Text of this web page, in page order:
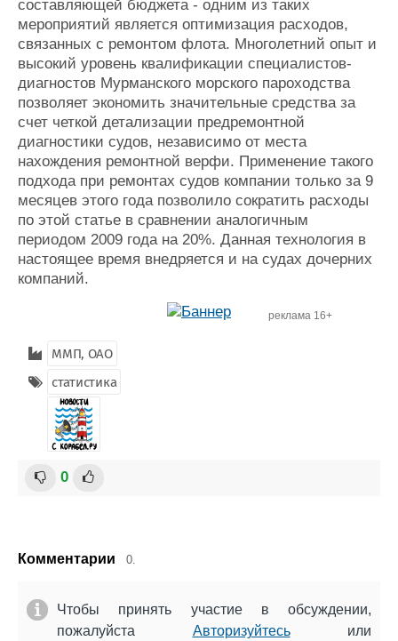
составляющей бюджета - одним из таких
мероприятий является оптимизация расходов,
связанных с ремонтом флота. Многолетний опыт и
высокий уровень квалификации специалистов-
диагностов Мурманского морского пароходства
позволяет экономить значительные средства за
счет четкой детализации предремонтной
диагностики судов, независимо от места
нахождения ремонтной верфи. Применение такого
подхода при ремонтах судов компании только за 9
месяцев этого года позволило сократить расходы
по этой статье в сравнении аналогичным
периодом 2009 года на 20%. Данная технология в
настоящее время внедряется и на судах дочерних
компаний.
реклама 16+
ММП, ОАО
статистика
0
Комментарии 0.
Чтобы принять участие в обсуждении,
пожалуйста Авторизуйтесьили